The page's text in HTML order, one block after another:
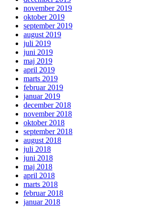
november 2019
oktober 2019
september 2019
august 2019
juli 2019
juni 2019
maj 2019
april 2019
marts 2019
februar 2019
januar 2019
december 2018
november 2018
oktober 2018
september 2018
august 2018
juli 2018
juni 2018
maj 2018
april 2018
marts 2018
februar 2018
januar 2018